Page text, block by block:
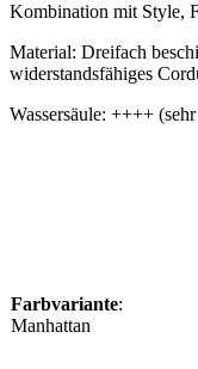
Kombination mit Style,
Material: Dreifach
widerstandsfähiges
Wassersäule: ++++
Farbvariante:
Manhattan